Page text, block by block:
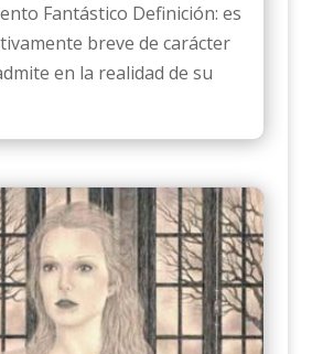
Fantástico Definición: es
breve de carácter
en la realidad de su